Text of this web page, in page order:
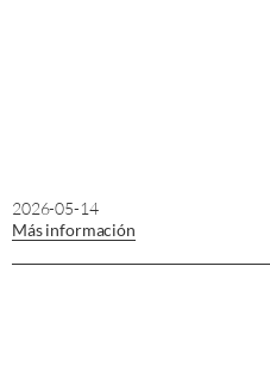
2026-05-14
Más información